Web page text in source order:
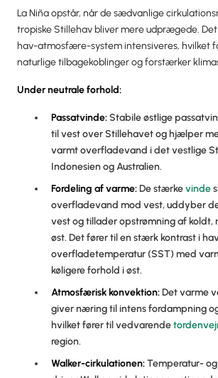
La Niña opstår, når de sædvanlige
tropiske Stillehav bliver mere udprægede.
hav-atmosfære-system intensiveres, hvilket
naturlige tilbagekoblinger og forstærker
Under neutrale forhold:
Passatvinde:Stabile østlige
til vest over Stillehavet og hjælper
varmt overfladevand i det vestlige
Indonesien og Australien.
Fordeling af varme:De stærkevinde
overfladevand mod vest, uddyber
vest og tillader opstrømning af
øst. Det fører til en stærk kontrast i
overfladetemperatur (SST) med
køligere forhold i øst.
Atmosfærisk konvektion:Det varme
giver næring til intens fordampning
hvilket fører til vedvarende
region.
Walker-cirkulationen:Temperatur-